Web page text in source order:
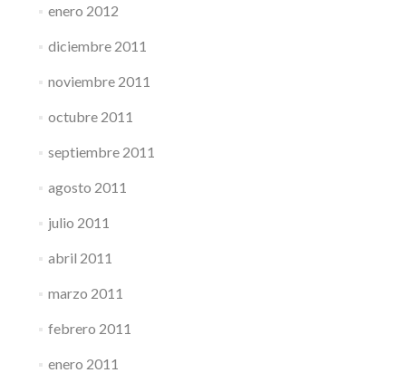
enero 2012
diciembre 2011
noviembre 2011
octubre 2011
septiembre 2011
agosto 2011
julio 2011
abril 2011
marzo 2011
febrero 2011
enero 2011